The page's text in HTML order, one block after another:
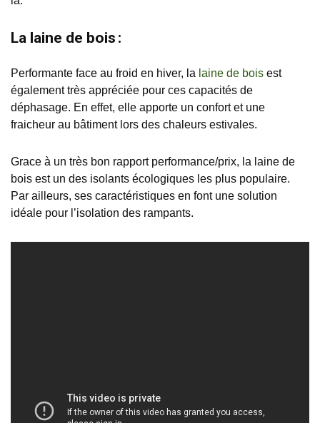
La laine de bois :
Performante face au froid en hiver, la laine de bois est
également très appréciée pour ces capacités de
déphasage. En effet, elle apporte un confort et une
fraicheur au bâtiment lors des chaleurs estivales.
Grace à un très bon rapport performance/prix, la laine de
bois est un des isolants écologiques les plus populaire.
Par ailleurs, ses caractéristiques en font une solution
idéale pour l’isolation des rampants.